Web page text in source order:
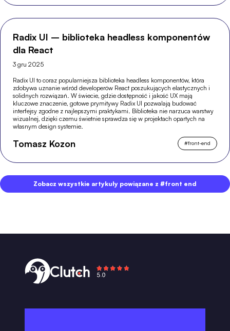
Radix UI – biblioteka headless komponentów
dla React
3 gru 2025
Radix UI to coraz popularniejsza biblioteka headless komponentów, która
zdobywa uznanie wśród developerów React poszukujących elastycznych i
solidnych rozwiązań. W świecie, gdzie dostępność i jakość UX mają
kluczowe znaczenie, gotowe prymitywy Radix UI pozwalają budować
interfejsy zgodne z najlepszymi praktykami. Biblioteka nie narzuca warstwy
wizualnej, dzięki czemu świetnie sprawdza się w projektach opartych na
własnym design systemie.
Tomasz Kozon #front-end
Zobacz wszystkie artykuły powiązane z #front end